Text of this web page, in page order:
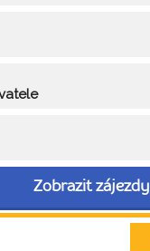
Zobrazit zájezdy